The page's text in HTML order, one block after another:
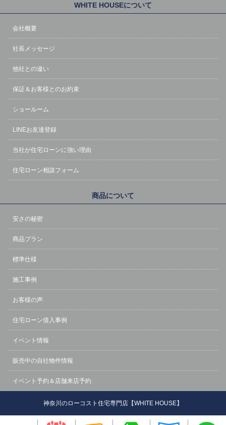
WHITE HOUSEについて
会社概要
社長メッセージ
他社との違い
保証＆お客様とのお約束
ショールーム
LINEお友達登録
当社が住宅ローンに強い理由
住宅ローン相談フォーム
商品について
安さの秘密
商品プラン
標準仕様
施工事例
お客様の声
住宅ローン借入事例
イベント情報
販売中の自社物件情報
イベント予約＆店舗来店予約
神奈川のローコスト住宅専門店【WHITE HOUSE】